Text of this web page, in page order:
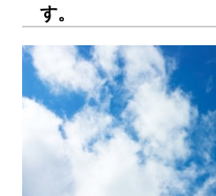
す。